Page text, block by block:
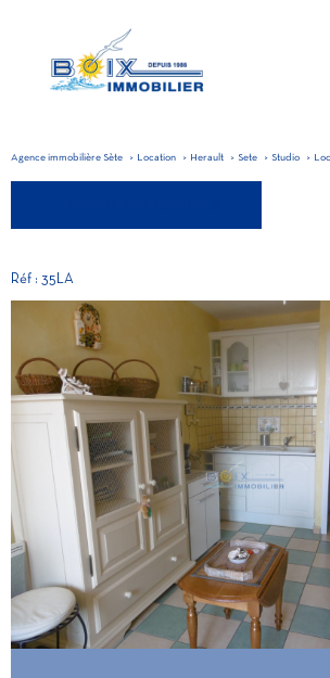
Agence immobilière Sète Location Herault Sete Studio
Réf : 35LA